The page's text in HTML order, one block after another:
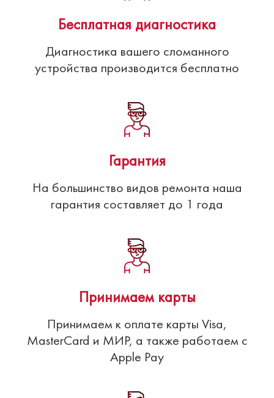
Бесплатная диагностика
Диагностика вашего сломанного
устройства производится бесплатно
Гарантия
На большинство видов ремонта наша
гарантия составляет до 1 года
Принимаем карты
Принимаем к оплате карты Visa,
MasterCard и МИР, а также работаем с
Apple Pay